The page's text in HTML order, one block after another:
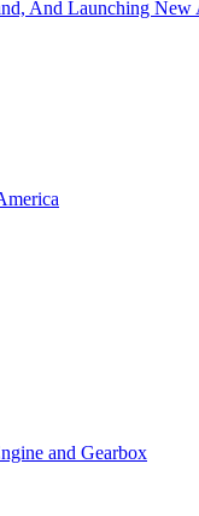
And Launching New
and Gearbox